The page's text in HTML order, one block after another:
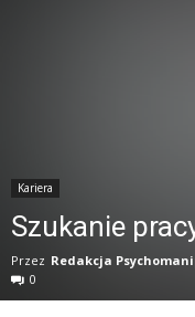
Kariera
Szukanie
Przez Redakcja
0